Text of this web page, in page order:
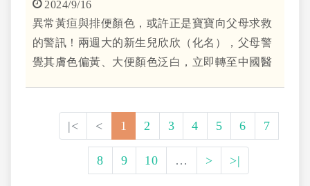
術治療 挽救兩個月大寶寶肝臟健康
2024/9/16
異常黃疸與排便顏色，或許正是寶寶向父母求救
的警訊！兩週大的新生兒欣欣（化名），父母警
覺其膚色偏黃、大便顏色泛白，立即轉至中國醫
|< < 1 2 3 4 5 6 7
8 9 10 … > >|